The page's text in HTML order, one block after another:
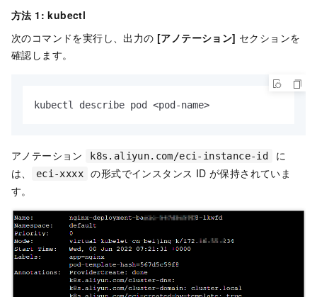
方法 1: kubectl
次のコマンドを実行し、出力の [アノテーション] セクションを
確認します。
kubectl describe pod <pod-name>
アノテーション k8s.aliyun.com/eci-instance-id
に
は、
eci-xxxx
の形式でインスタンス ID が保持されていま
す。